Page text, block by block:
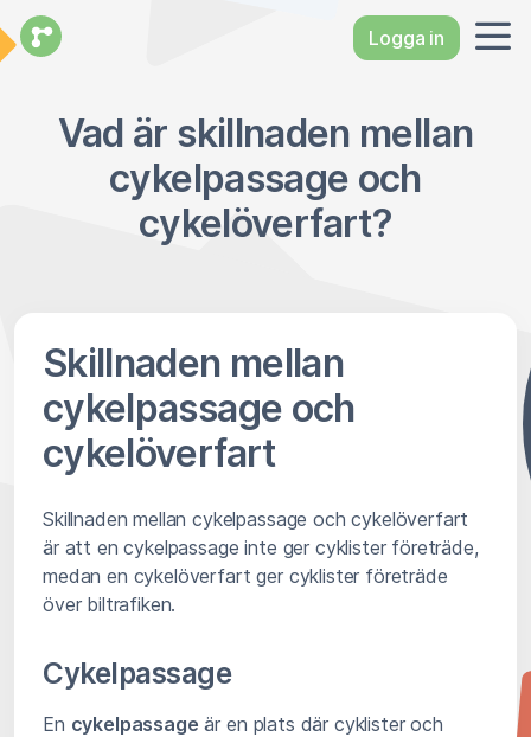
Logga in
Vad är skillnaden mellan
cykelpassage och
cykelöverfart?
Skillnaden mellan
cykelpassage och
cykelöverfart
Skillnaden mellan cykelpassage och cykelöverfart
är att en cykelpassage inte ger cyklister företräde,
medan en cykelöverfart ger cyklister företräde
över biltrafiken.
Cykelpassage
En cykelpassage är en plats där cyklister och